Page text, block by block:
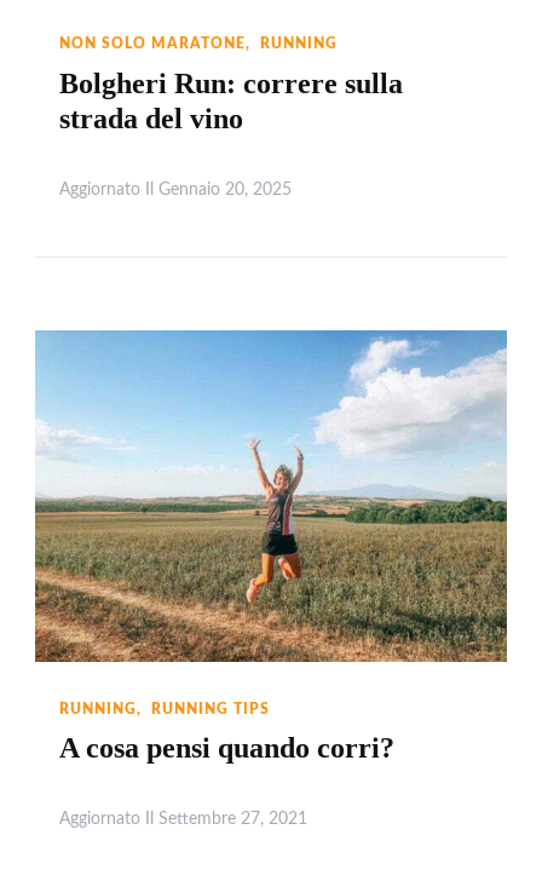
NON SOLO MARATONE RUNNING
Bolgheri Run: correre sulla
strada del vino
Aggiornato Il Gennaio 20, 2025
RUNNING RUNNING TIPS
A cosa pensi quando corri?
Aggiornato Il Settembre 27, 2021